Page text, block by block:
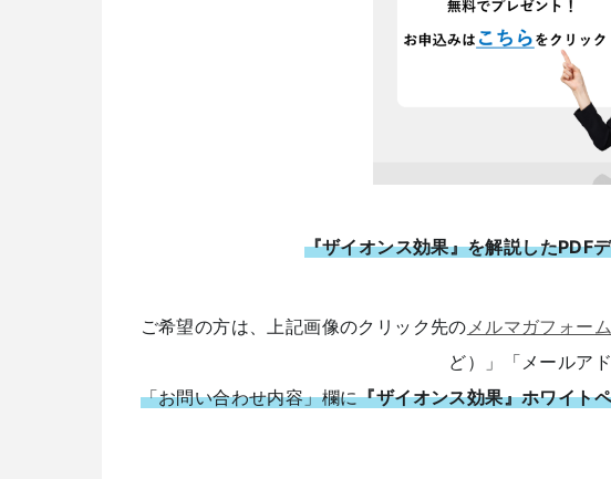
『ザイオンス効果』を解説したPDF
ご希望の方は、上記画像のクリック先の メルマガフォーム
ど）」「メールアド
「お問い合わせ内容」欄に『ザイオンス効果』ホワイト